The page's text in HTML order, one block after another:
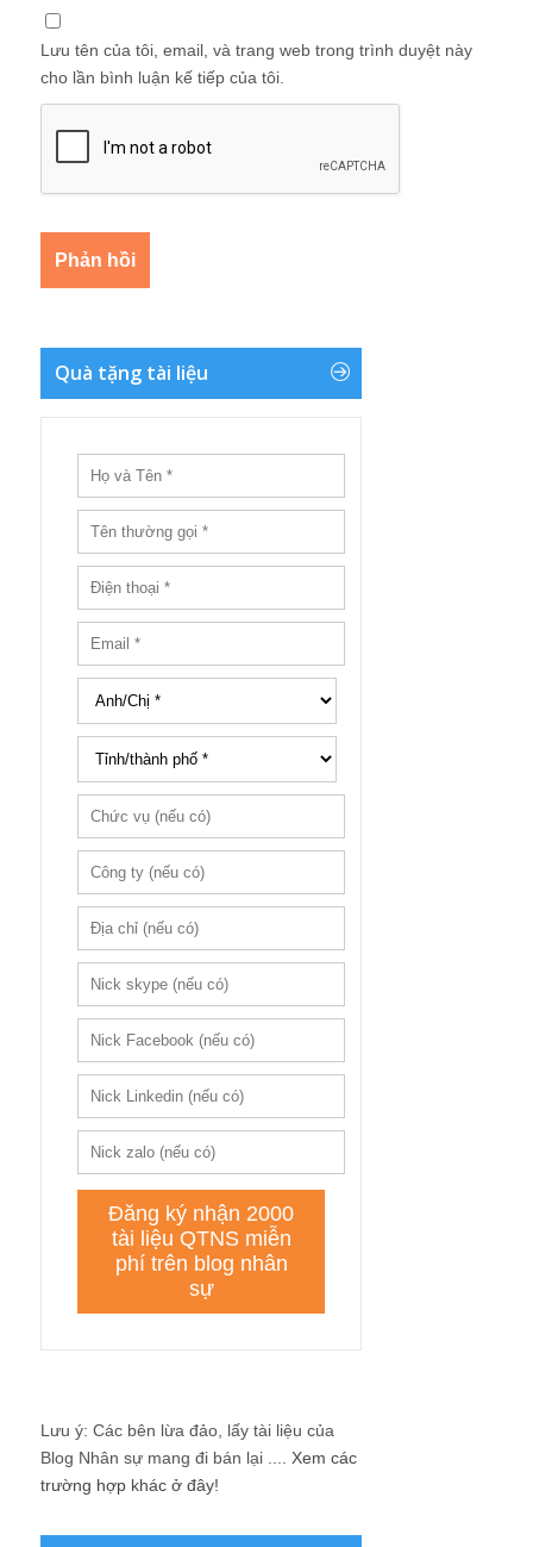
Lưu tên của tôi, email, và trang web trong trình duyệt này
cho lần bình luận kế tiếp của tôi.
Quà tặng tài liệu
Lưu ý: Các bên lừa đảo, lấy tài liệu của
Blog Nhân sự mang đi bán lại .... Xem các
trường hợp khác ở đây!